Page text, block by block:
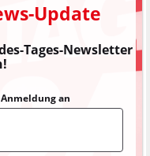
Update
Tages-Newsletter
an